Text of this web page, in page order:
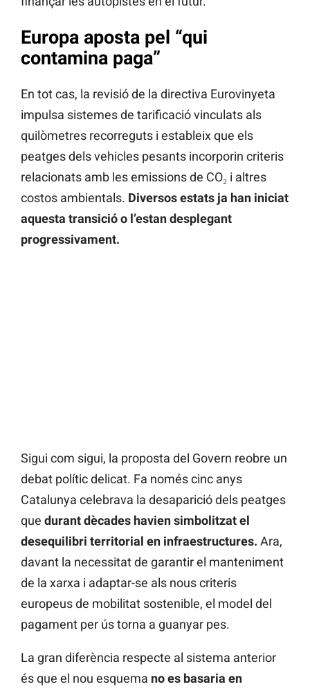
Europa aposta pel “qui
contamina paga”
En tot cas, la revisió de la directiva Eurovinyeta
impulsa sistemes de tarificació vinculats als
quilòmetres recorreguts i estableix que els
peatges dels vehicles pesants incorporin criteris
relacionats amb les emissions de CO₂ i altres
costos ambientals. Diversos estats ja han iniciat
aquesta transició o l’estan desplegant
progressivament.
Sigui com sigui, la proposta del Govern reobre un
debat polític delicat. Fa només cinc anys
Catalunya celebrava la desaparició dels peatges
que durant dècades havien simbolitzat el
desequilibri territorial en infraestructures. Ara,
davant la necessitat de garantir el manteniment
de la xarxa i adaptar-se als nous criteris
europeus de mobilitat sostenible, el model del
pagament per ús torna a guanyar pes.
La gran diferència respecte al sistema anterior
és que el nou esquema no es basaria en